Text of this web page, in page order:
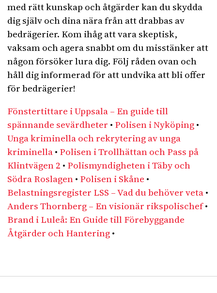
med rätt kunskap och åtgärder kan du skydda
dig själv och dina nära från att drabbas av
bedrägerier. Kom ihåg att vara skeptisk,
vaksam och agera snabbt om du misstänker att
någon försöker lura dig. Följ råden ovan och
håll dig informerad för att undvika att bli offer
för bedrägerier!
Fönstertittare i Uppsala – En guide till
spännande sevärdheter • Polisen i Nyköping•
Unga kriminella och rekrytering av unga
kriminella• Polisen i Trollhättan och Pass på
Klintvägen 2 • Polismyndigheten i Täby och
Södra Roslagen• Polisen i Skåne •
Belastningsregister LSS – Vad du behöver veta•
Anders Thornberg – En visionär rikspolischef•
Brand i Luleå: En Guide till Förebyggande
Åtgärder och Hantering•